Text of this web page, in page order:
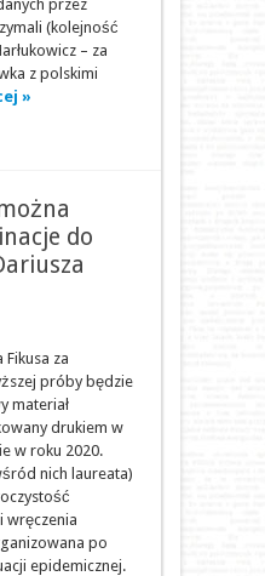
przez
(kolejność
– za
z polskimi
»
do
za
próby będzie
materiał
drukiem w
w roku 2020.
nich laureata)
wręczenia
po
epidemicznej.